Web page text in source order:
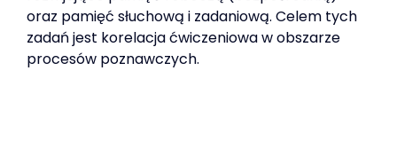
oraz pamięć słuchową i zadaniową. Celem tych
zadań jest korelacja ćwiczeniowa w obszarze
procesów poznawczych.